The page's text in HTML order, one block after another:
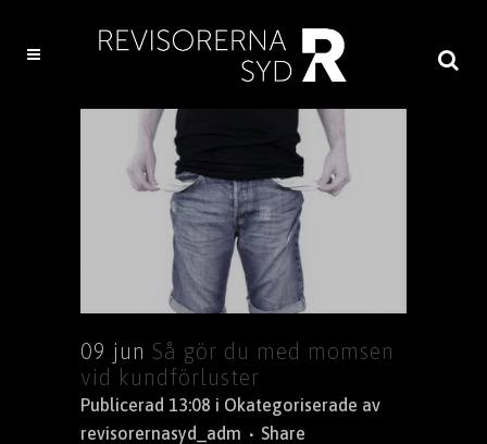
09 jun Så gör du med momsen
vid kundförluster
Publicerad 13:08 i Okategoriserade av
revisorernasyd_adm
Share